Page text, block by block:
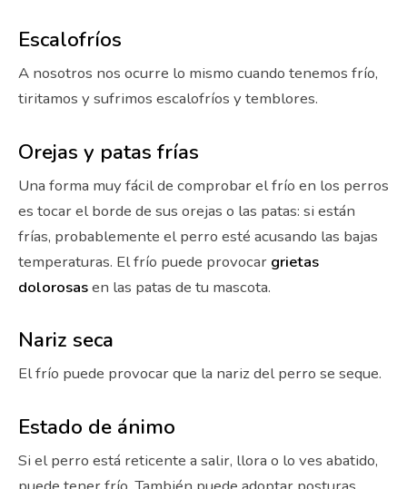
Escalofríos
A nosotros nos ocurre lo mismo cuando tenemos frío,
tiritamos y sufrimos escalofríos y temblores.
Orejas y patas frías
Una forma muy fácil de comprobar el frío en los perros
es tocar el borde de sus orejas o las patas: si están
frías, probablemente el perro esté acusando las bajas
temperaturas. El frío puede provocar grietas
dolorosasen las patas de tu mascota.
Nariz seca
El frío puede provocar que la nariz del perro se seque.
Estado de ánimo
Si el perro está reticente a salir, llora o lo ves abatido,